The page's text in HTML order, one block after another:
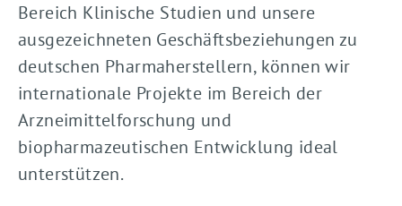
Bereich Klinische Studien und unsere
ausgezeichneten Geschäftsbeziehungen zu
deutschen Pharmaherstellern, können wir
internationale Projekte im Bereich der
Arzneimittelforschung und
biopharmazeutischen Entwicklung ideal
unterstützen.